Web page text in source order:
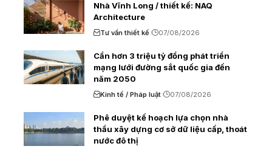
Nhà Vĩnh Long / thiết kế: NAQ
Architecture
Tư vấn thiết kế 07/08/2026
Cần hơn 3 triệu tỷ đồng phát triển
mạng lưới đường sắt quốc gia đến
năm 2050
Kinh tế / Pháp luật 07/08/2026
Phê duyệt kế hoạch lựa chọn nhà
thầu xây dựng cơ sở dữ liệu cấp, thoát
nước đô thị